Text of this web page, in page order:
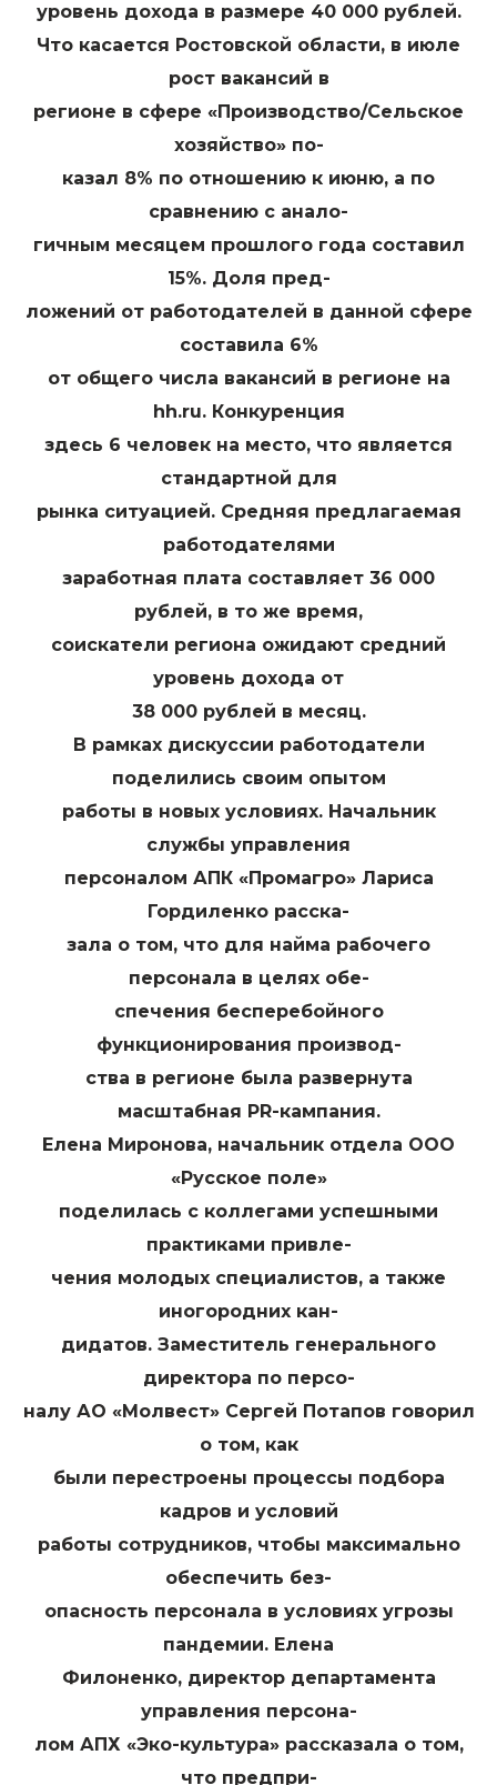
уровень дохода в размере 40 000 рублей.
Что касается Ростовской области, в июле
рост вакансий в
регионе в сфере «Производство/Сельское
хозяйство» по-
казал 8% по отношению к июню, а по
сравнению с анало-
гичным месяцем прошлого года составил
15%. Доля пред-
ложений от работодателей в данной сфере
составила 6%
от общего числа вакансий в регионе на
hh.ru. Конкуренция
здесь 6 человек на место, что является
стандартной для
рынка ситуацией. Средняя предлагаемая
работодателями
заработная плата составляет 36 000
рублей, в то же время,
соискатели региона ожидают средний
уровень дохода от
38 000 рублей в месяц.
В рамках дискуссии работодатели
поделились своим опытом
работы в новых условиях. Начальник
службы управления
персоналом АПК «Промагро» Лариса
Гордиленко расска-
зала о том, что для найма рабочего
персонала в целях обе-
спечения бесперебойного
функционирования производ-
ства в регионе была развернута
масштабная PR-кампания.
Елена Миронова, начальник отдела ООО
«Русское поле»
поделилась с коллегами успешными
практиками привле-
чения молодых специалистов, а также
иногородних кан-
дидатов. Заместитель генерального
директора по персо-
налу АО «Молвест» Сергей Потапов говорил
о том, как
были перестроены процессы подбора
кадров и условий
работы сотрудников, чтобы максимально
обеспечить без-
опасность персонала в условиях угрозы
пандемии. Елена
Филоненко, директор департамента
управления персона-
лом АПХ «Эко-культура» рассказала о том,
что предпри-